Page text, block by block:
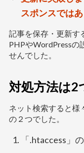
スポンスではあ
記事を保存・更新す
PHPやWordPressの
せんでした。
対処方法は2
ネット検索すると様
の２つでした。
「.htaccess」